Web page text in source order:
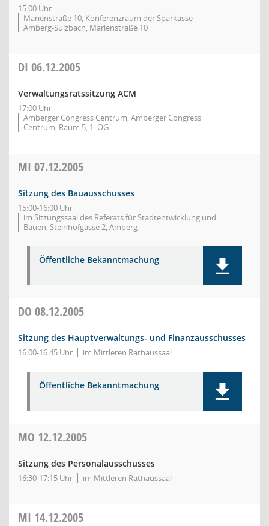
15:00 Uhr
Marienstraße 10, Konferenzraum der Sparkasse
Amberg-Sulzbach, Marienstraße 10
DI 06.12.2005
Verwaltungsratssitzung ACM
17:00 Uhr
Amberger Congress Centrum, Amberger Congress
Centrum, Raum 5, 1. OG
MI 07.12.2005
Sitzung des Bauausschusses
15:00-16:00 Uhr
im Sitzungssaal des Referats für Stadtentwicklung und
Bauen, Steinhofgasse 2, Amberg
Öffentliche Bekanntmachung
DO 08.12.2005
Sitzung des Hauptverwaltungs- und Finanzausschusses
16:00-16:45 Uhr im Mittleren Rathaussaal
Öffentliche Bekanntmachung
MO 12.12.2005
Sitzung des Personalausschusses
16:30-17:15 Uhr im Mittleren Rathaussaal
MI 14.12.2005